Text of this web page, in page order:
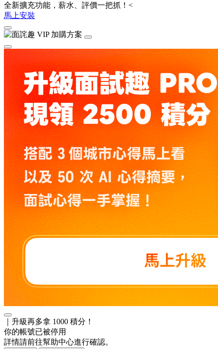
全新擴充功能，薪水、評價一把抓！<
馬上安裝
｜升級再多拿 1000 積分！
你的帳號已被停用
詳情請前往幫助中心進行確認。